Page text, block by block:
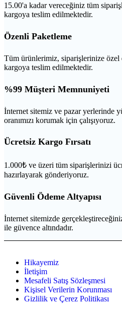
15.00'a kadar vereceğiniz tüm
kargoya teslim edilmektedir.
Özenli Paketleme
Tüm ürünlerimiz, siparişlerinize özel
kargoya teslim edilmektedir.
%99 Müşteri Memnuniyeti
İnternet sitemiz ve pazar yerlerinde
oranımızı korumak için çalışıyoruz.
Ücretsiz Kargo Fırsatı
1.000₺ ve üzeri tüm siparişlerinizi
hazırlayarak gönderiyoruz.
Güvenli Ödeme Altyapısı
İnternet sitemizde
ile güvence altındadır.
Hikayemiz
İletişim
Mesafeli Satış Sözleşmesi
Kişisel Verilerin Korunması
Gizlilik ve Çerez Politikası